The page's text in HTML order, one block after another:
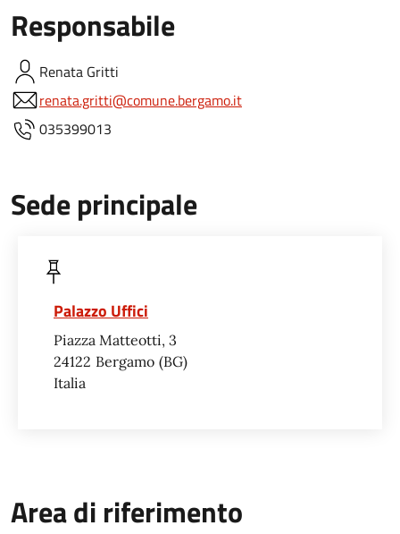
Responsabile
Renata Gritti
renata.gritti@comune.bergamo.it
035399013
Sede principale
Palazzo Uffici
Piazza Matteotti, 3
24122 Bergamo BG
Italia
Area di riferimento